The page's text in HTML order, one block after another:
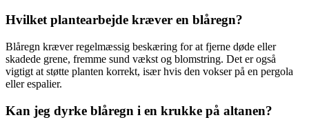
Hvilket plantearbejde kræver en blåregn?
Blåregn kræver regelmæssig beskæring for at fjerne døde eller
skadede grene, fremme sund vækst og blomstring. Det er også
vigtigt at støtte planten korrekt, især hvis den vokser på en pergola
eller espalier.
Kan jeg dyrke blåregn i en krukke på altanen?